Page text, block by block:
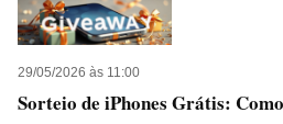
29/05/2026 às 11:00
Sorteio de iPhones Grátis: